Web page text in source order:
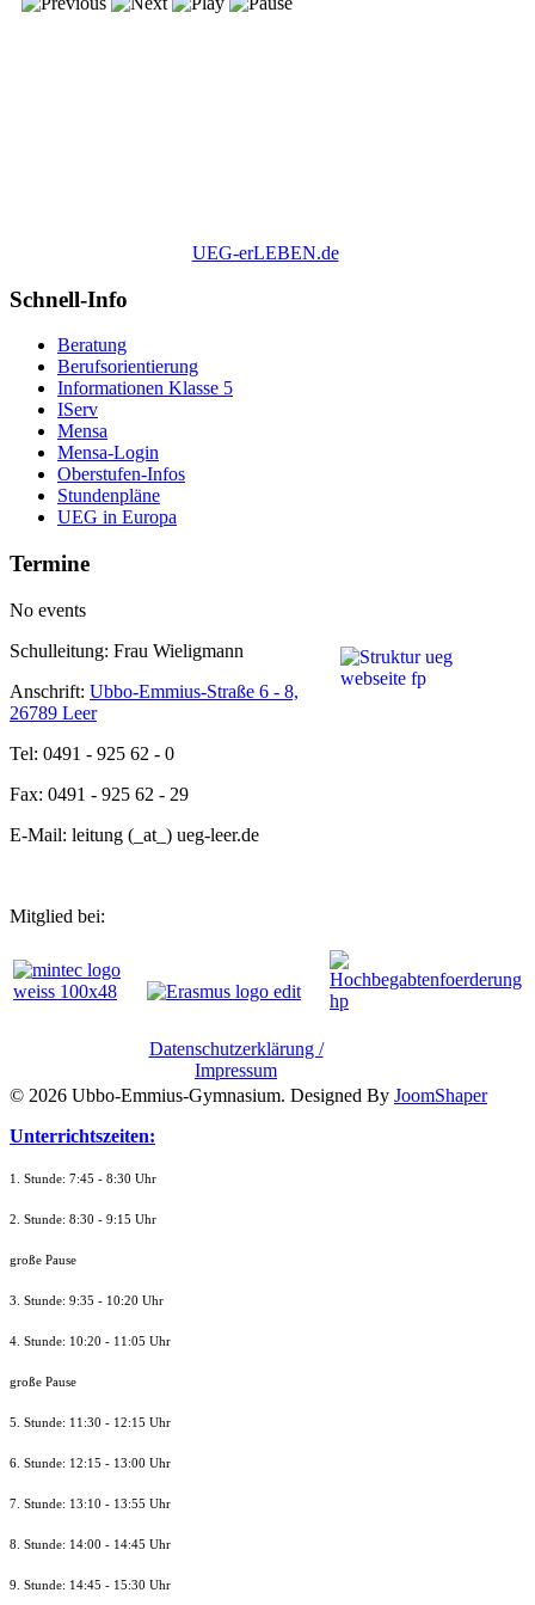
UEG-erLEBEN.de
Schnell-Info
Beratung
Berufsorientierung
Informationen Klasse 5
IServ
Mensa
Mensa-Login
Oberstufen-Infos
Stundenpläne
UEG in Europa
Termine
No events
Schulleitung: Frau Wieligmann
Anschrift: Ubbo-Emmius-Straße 6 - 8,
26789 Leer
Tel: 0491 - 925 62 - 0
Fax: 0491 - 925 62 - 29
E-Mail: leitung (_at_) ueg-leer.de
Mitglied bei:
Datenschutzerklärung /
Impressum
© 2026 Ubbo-Emmius-Gymnasium. Designed By JoomShaper
Unterrichtszeiten:
1. Stunde: 7:45 - 8:30 Uhr
2. Stunde: 8:30 - 9:15 Uhr
große Pause
3. Stunde: 9:35 - 10:20 Uhr
4. Stunde: 10:20 - 11:05 Uhr
große Pause
5. Stunde: 11:30 - 12:15 Uhr
6. Stunde: 12:15 - 13:00 Uhr
7. Stunde: 13:10 - 13:55 Uhr
8. Stunde: 14:00 - 14:45 Uhr
9. Stunde: 14:45 - 15:30 Uhr